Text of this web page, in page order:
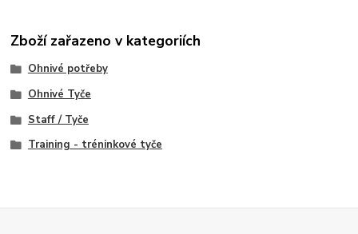
Zboží zařazeno v kategoriích
Ohnivé potřeby
Ohnivé Tyče
Staff / Tyče
Training - tréninkové tyče